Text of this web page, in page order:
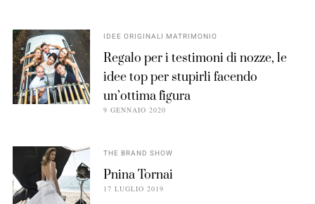
IDEE ORIGINALI MATRIMONIO
Regalo per i testimoni di nozze, le
idee top per stupirli facendo
un’ottima figura
9 GENNAIO 2020
THE BRAND SHOW
Pnina Tornai
17 LUGLIO 2019